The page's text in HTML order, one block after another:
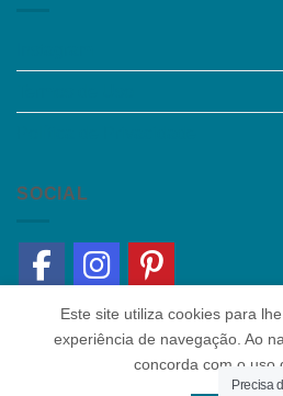
SOCIAL
Precisa
Este site utiliza cookies para
experiência de navegação. Ao
concorda com o uso